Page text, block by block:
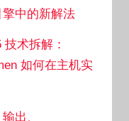
中的新解法
技术拆解：
如何在主机实
出、